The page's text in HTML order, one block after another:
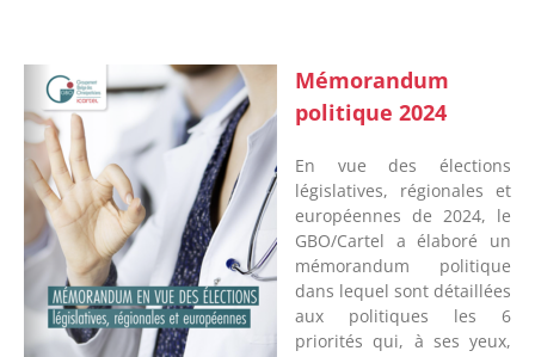
Mémorandum
politique 2024
En vue des élections
législatives, régionales et
européennes de 2024, le
GBO/Cartel a élaboré un
mémorandum politique
dans lequel sont détaillées
aux politiques les 6
priorités qui, à ses yeux,